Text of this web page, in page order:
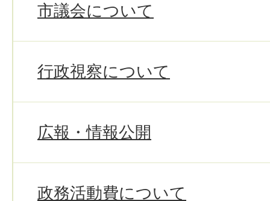
市議会について
行政視察について
広報・情報公開
政務活動費について